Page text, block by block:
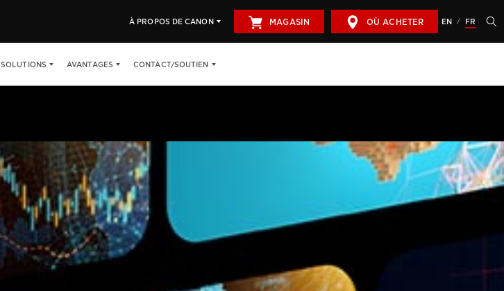
À PROPOS DE CANON MAGASIN OÙ ACHETER EN / FR
SOLUTIONS AVANTAGES CONTACT/SOUTIEN